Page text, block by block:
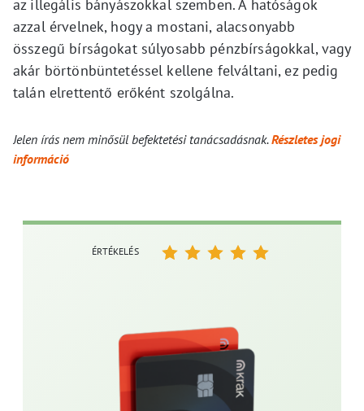
az illegális bányászokkal szemben. A hatóságok
azzal érvelnek, hogy a mostani, alacsonyabb
összegű bírságokat súlyosabb pénzbírságokkal, vagy
akár börtönbüntetéssel kellene felváltani, ez pedig
talán elrettentő erőként szolgálna.
Jelen írás nem minősül befektetési tanácsadásnak.Részletes jogi
információ
ÉRTÉKELÉS